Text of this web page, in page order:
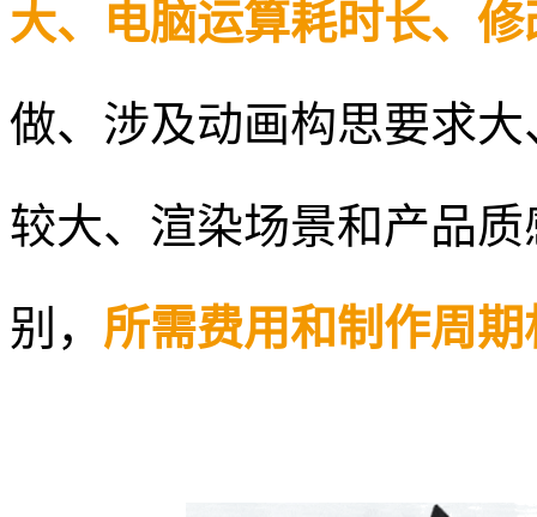
大、电脑运算耗时长、修
做、涉及动画构思要求
较大、渲染场景和产品
别， 所需费用和制作周